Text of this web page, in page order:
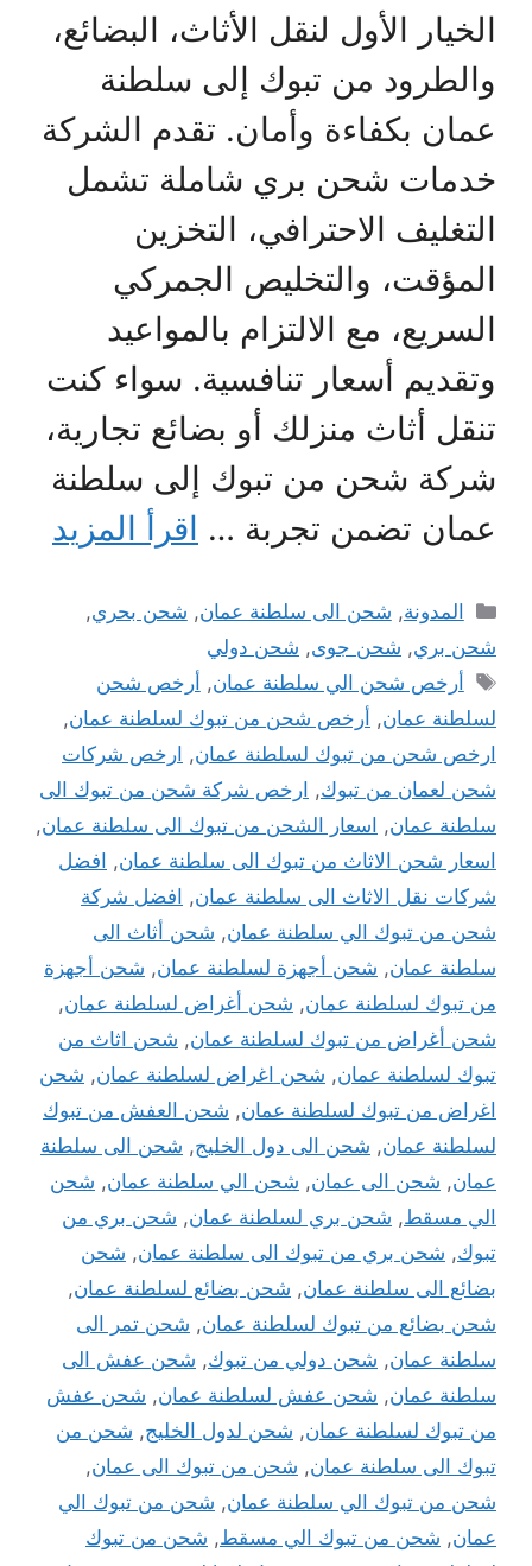
الخيار الأول لنقل الأثاث، البضائع،
والطرود من تبوك إلى سلطنة
عمان بكفاءة وأمان. تقدم الشركة
خدمات شحن بري شاملة تشمل
التغليف الاحترافي، التخزين
المؤقت، والتخليص الجمركي
السريع، مع الالتزام بالمواعيد
وتقديم أسعار تنافسية. سواء كنت
تنقل أثاث منزلك أو بضائع تجارية،
شركة شحن من تبوك إلى سلطنة
عمان تضمن تجربة … اقرأ المزيد
التصنيفات
المدونة, شحن الى سلطنة عمان, شحن بحري,
شحن بري, شحن جوى, شحن دولي
الوسوم
أرخص شحن الي سلطنة عمان, أرخص شحن
لسلطنة عمان, أرخص شحن من تبوك لسلطنة عمان,
ارخص شحن من تبوك لسلطنة عمان, ارخص شركات
شحن لعمان من تبوك, ارخص شركة شحن من تبوك الى
سلطنة عمان, اسعار الشحن من تبوك الى سلطنة عمان,
اسعار شحن الاثاث من تبوك الى سلطنة عمان, افضل
شركات نقل الاثاث الى سلطنة عمان, افضل شركة
شحن من تبوك الي سلطنة عمان, شحن أثاث الى
سلطنة عمان, شحن أجهزة لسلطنة عمان, شحن أجهزة
من تبوك لسلطنة عمان, شحن أغراض لسلطنة عمان,
شحن أغراض من تبوك لسلطنة عمان, شحن اثاث من
تبوك لسلطنة عمان, شحن اغراض لسلطنة عمان, شحن
اغراض من تبوك لسلطنة عمان, شحن العفش من تبوك
لسلطنة عمان, شحن الى دول الخليج, شحن الى سلطنة
عمان, شحن الى عمان, شحن الي سلطنة عمان, شحن
الي مسقط, شحن بري لسلطنة عمان, شحن بري من
تبوك, شحن بري من تبوك الى سلطنة عمان, شحن
بضائع الى سلطنة عمان, شحن بضائع لسلطنة عمان,
شحن بضائع من تبوك لسلطنة عمان, شحن تمر الى
سلطنة عمان, شحن دولي من تبوك, شحن عفش الى
سلطنة عمان, شحن عفش لسلطنة عمان, شحن عفش
من تبوك لسلطنة عمان, شحن لدول الخليج, شحن من
تبوك الى سلطنة عمان, شحن من تبوك الى عمان,
شحن من تبوك الي سلطنة عمان, شحن من تبوك الي
عمان, شحن من تبوك الي مسقط, شحن من تبوك